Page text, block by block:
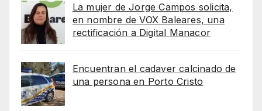
La mujer de Jorge Campos solicita,
en nombre de VOX Baleares, una
rectificación a Digital Manacor
Encuentran el cadaver calcinado de
una persona en Porto Cristo